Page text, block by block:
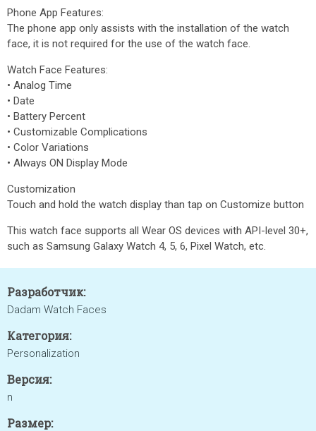
Phone App Features:
The phone app only assists with the installation of the watch
face, it is not required for the use of the watch face.
Watch Face Features:
• Analog Time
• Date
• Battery Percent
• Customizable Complications
• Color Variations
• Always ON Display Mode
Customization
Touch and hold the watch display than tap on Customize button
This watch face supports all Wear OS devices with API-level 30+,
such as Samsung Galaxy Watch 4, 5, 6, Pixel Watch, etc.
Разработчик:
Dadam Watch Faces
Категория:
Personalization
Версия:
n
Размер: